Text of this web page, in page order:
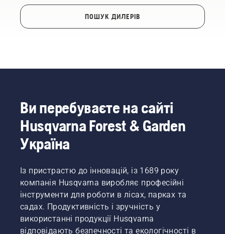
ПОШУК ДИЛЕРІВ
Ви перебуваєте на сайті
Husqvarna Forest & Garden
Україна
Із пристрастю до інновацій, із 1689 року
компанія Husqvarna виробляє професійні
інструменти для роботи в лісах, парках та
садах. Продуктивність і зручність у
використанні продукції Husqvarna
відповідають безпечності та екологічності в